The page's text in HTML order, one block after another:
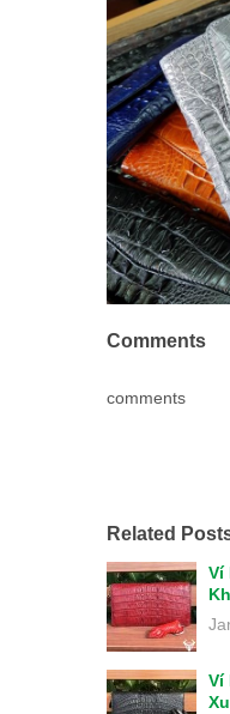
Comments
comments
Related
Ví
Ví